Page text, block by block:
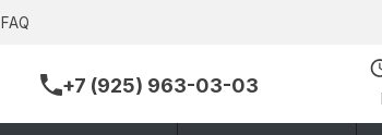
FAQ
+7 (925) 963-03-03